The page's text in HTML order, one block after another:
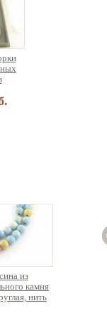
из
камня
нить